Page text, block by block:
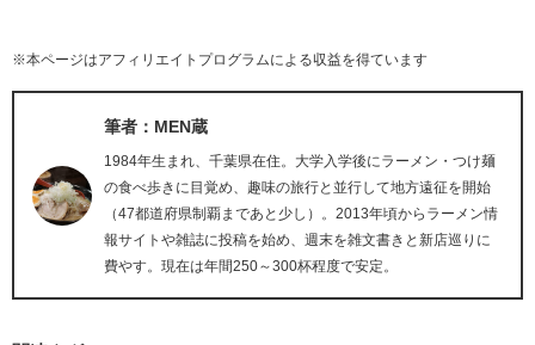
※本ページはアフィリエイトプログラムによる収益を得ています
筆者：MEN蔵
1984年生まれ、千葉県在住。大学入学後にラーメン・つけ麺
の食べ歩きに目覚め、趣味の旅行と並行して地方遠征を開始
（47都道府県制覇まであと少し）。2013年頃からラーメン情
報サイトや雑誌に投稿を始め、週末を雑文書きと新店巡りに
費やす。現在は年間250～300杯程度で安定。